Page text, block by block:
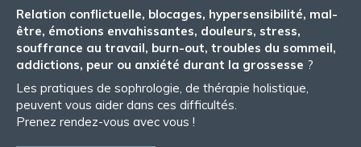
Relation conflictuelle, blocages, hypersensibilité, mal-
être, émotions envahissantes, douleurs, stress,
souffrance au travail, burn-out, troubles du sommeil,
addictions, peur ou anxiété durant la grossesse ?
Les pratiques de sophrologie, de thérapie holistique,
peuvent vous aider dans ces difficultés.
Prenez rendez-vous avec vous !